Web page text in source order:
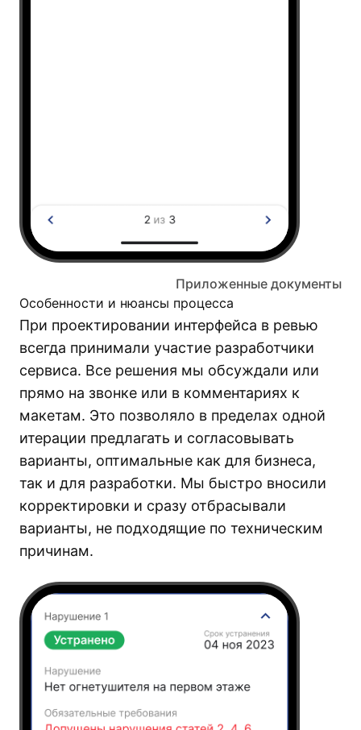
Приложенные документы
Особенности и нюансы процесса
При проектировании интерфейса в ревью
всегда принимали участие разработчики
сервиса. Все решения мы обсуждали или
прямо на звонке или в комментариях к
макетам. Это позволяло в пределах одной
итерации предлагать и согласовывать
варианты, оптимальные как для бизнеса,
так и для разработки. Мы быстро вносили
корректировки и сразу отбрасывали
варианты, не подходящие по техническим
причинам.